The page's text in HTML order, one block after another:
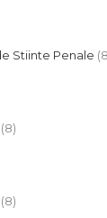
Stiinte Penale
(8)
(8)